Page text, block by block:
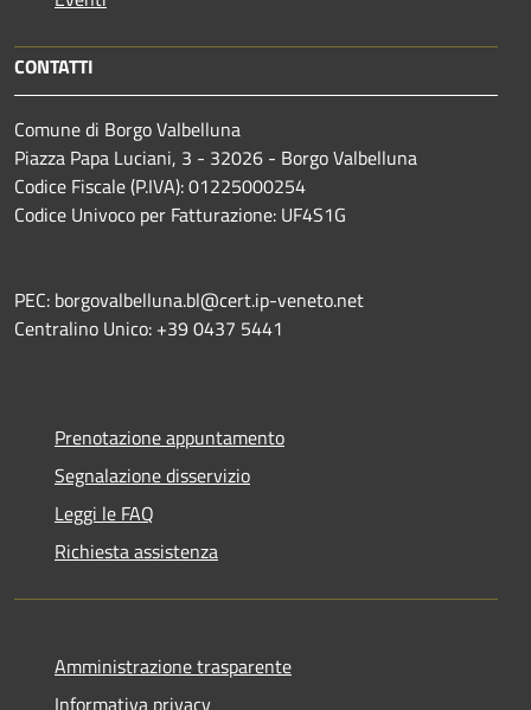
CONTATTI
Comune di Borgo Valbelluna
Piazza Papa Luciani, 3 - 32026 - Borgo Valbelluna
Codice Fiscale (P.IVA): 01225000254
Codice Univoco per Fatturazione: UF4S1G
PEC: borgovalbelluna.bl@cert.ip-veneto.net
Centralino Unico: +39 0437 5441
Prenotazione appuntamento
Segnalazione disservizio
Leggi le FAQ
Richiesta assistenza
Amministrazione trasparente
Informativa privacy